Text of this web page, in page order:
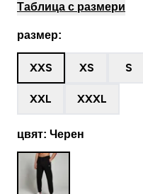
Таблица с размери
размер:
XXS XS S
XXL XXXL
цвят: Черен